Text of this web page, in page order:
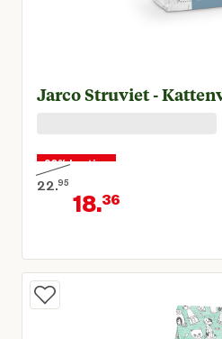
Jarco Struviet -
20% korting
22.95
Oorspronkelijke prijs € 22,95
18.36
Huidige